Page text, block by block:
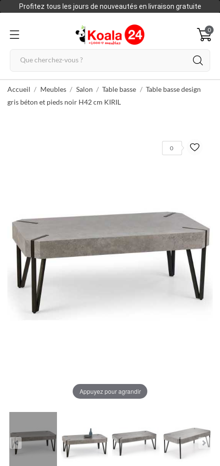
Profitez tous les jours de nouveautés en livraison gratuite
0
Accueil Meubles Salon Table basse
Table basse design
gris béton et pieds noir H42 cm KIRIL
Appuyez pour agrandir
0